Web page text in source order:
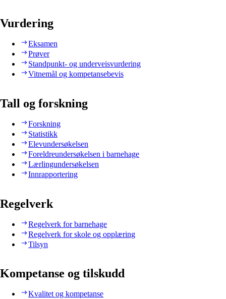
Vurdering
Eksamen
Prøver
Standpunkt- og underveisvurdering
Vitnemål og kompetansebevis
Tall og forskning
Forskning
Statistikk
Elevundersøkelsen
Foreldreundersøkelsen i barnehage
Lærlingundersøkelsen
Innrapportering
Regelverk
Regelverk for barnehage
Regelverk for skole og opplæring
Tilsyn
Kompetanse og tilskudd
Kvalitet og kompetanse